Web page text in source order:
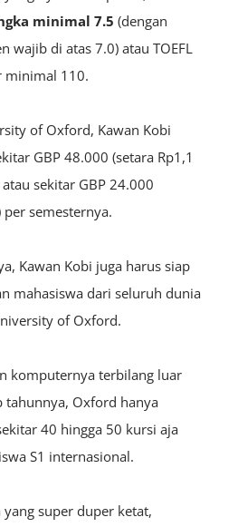
minimal 7.5 (dengan
wajib di atas 7.0) atau TOEFL
minimal 110.
of Oxford, Kawan Kobi
GBP 48.000 (setara Rp1,1
sekitar GBP 24.000
semesternya.
Kawan Kobi juga harus siap
mahasiswa dari seluruh dunia
of Oxford.
komputernya terbilang luar
tahunnya, Oxford hanya
40 hingga 50 kursi aja
S1 internasional.
super duper ketat,